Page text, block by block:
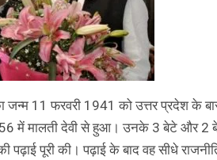
जन्म 11 फरवरी 1941 को उत्तर प्रदेश के
में मालती देवी से हुआ। उनके 3 बेटे और 2
पढ़ाई पूरी की। पढ़ाई के बाद वह सीधे